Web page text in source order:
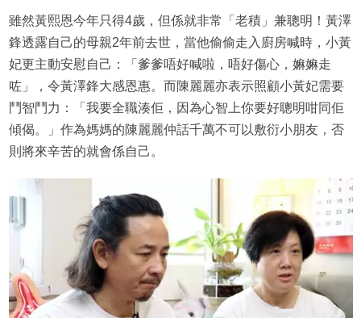
雖然黃熙恩今年只得4歲，但係就非常「老積」兼聰明！黃澤
鋒透露自己的母親2年前去世，當他偷偷走入廚房喊時，小黃
妃更主動安慰自己：「爹爹唔好喊啦，唔好傷心，嫲嫲走
咗」，令黃澤鋒大感恩惠。而陳麗麗亦表示照顧小黃妃需要
鬥智鬥力：「我要全職湊佢，因為心智上你要好聰明咁同佢
傾偈。」作為媽媽的陳麗麗仲話千萬不可以敷衍小朋友，否
則將來辛苦的就會係自己。